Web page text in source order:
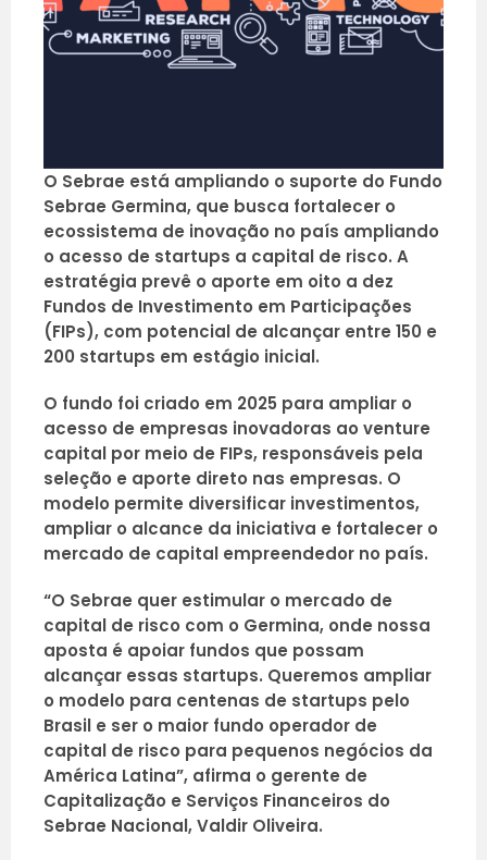
O Sebrae está ampliando o suporte do Fundo
Sebrae Germina, que busca fortalecer o
ecossistema de inovação no país ampliando
o acesso de startups a capital de risco. A
estratégia prevê o aporte em oito a dez
Fundos de Investimento em Participações
(FIPs), com potencial de alcançar entre 150 e
200 startups em estágio inicial.
O fundo foi criado em 2025 para ampliar o
acesso de empresas inovadoras ao venture
capital por meio de FIPs, responsáveis pela
seleção e aporte direto nas empresas. O
modelo permite diversificar investimentos,
ampliar o alcance da iniciativa e fortalecer o
mercado de capital empreendedor no país.
“O Sebrae quer estimular o mercado de
capital de risco com o Germina, onde nossa
aposta é apoiar fundos que possam
alcançar essas startups. Queremos ampliar
o modelo para centenas de startups pelo
Brasil e ser o maior fundo operador de
capital de risco para pequenos negócios da
América Latina”, afirma o gerente de
Capitalização e Serviços Financeiros do
Sebrae Nacional, Valdir Oliveira.